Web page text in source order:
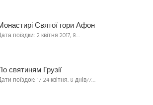
Святої гори Афон
поїздки: 2 квітня 2017, 8…
святиням Грузії
поїздок: 17-24 квітня, 8 днів/7…